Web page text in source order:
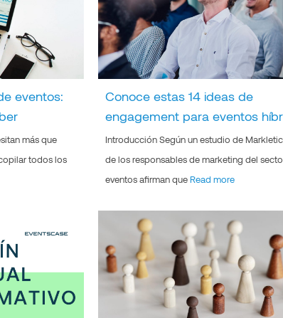
eventos:
más que
todos los
Conoce estas 14 ideas de
engagement para eventos
Introducción Según un estudio de
de los responsables de marketing del
eventos afirman queRead more